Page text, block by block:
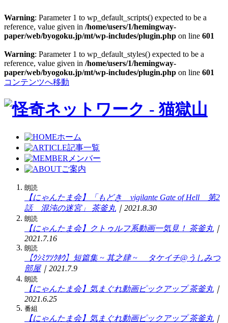
Warning: Parameter 1 to wp_default_scripts() expected to be a
reference, value given in /home/users/1/hemingway-
paper/web/byogoku.jp/mt/wp-includes/plugin.php on line 601
Warning: Parameter 1 to wp_default_styles() expected to be a
reference, value given in /home/users/1/hemingway-
paper/web/byogoku.jp/mt/wp-includes/plugin.php on line 601
コンテンツへ移動
ホーム
記事一覧
メンバー
ご案内
朗読
【にゃんたま会】「もどき vigilante Gate of Hell 第2
話 混沌の迷宮」
茶釜丸 ｜2021.8.30
朗読
【にゃんたま会】クトゥルフ系動画一気見！ 茶釜丸 ｜
2021.7.16
朗読
【ｳｼﾐﾂｿｸﾎｳ】短篇集 ~ 其之肆 ~
タケイチ@うしみつ
部屋｜2021.7.9
朗読
【にゃんたま会】気まぐれ動画ピックアップ 茶釜丸 ｜
2021.6.25
番組
【にゃんたま会】気まぐれ動画ピックアップ 茶釜丸 ｜